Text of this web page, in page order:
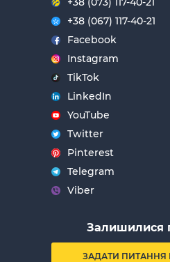
+38 (067) 117-40-21
Facebook
Instagram
TikTok
LinkedIn
YouTube
Twitter
Pinterest
Telegram
Viber
Залишилися
ЗАДАТИ